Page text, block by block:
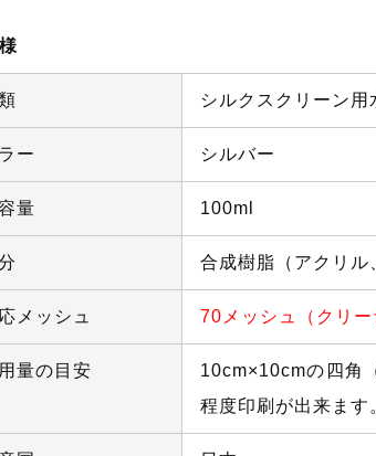
シルクスクリーン用
ー シルバー
量 100ml
合成樹脂（アクリル
メッシュ 70メッシュ（クリー
量の目安
10cm×10cmの四角
程度印刷が出来ます